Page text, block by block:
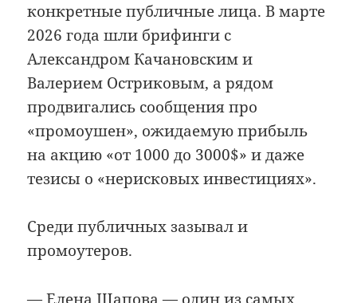
конкретные публичные лица. В марте
2026 года шли брифинги с
Александром Качановским и
Валерием Остриковым, а рядом
продвигались сообщения про
«промоушен», ожидаемую прибыль
на акцию «от 1000 до 3000$» и даже
тезисы о «нерисковых инвестициях».
Среди публичных зазывал и
промоутеров.
— Елена Щапова — один из самых